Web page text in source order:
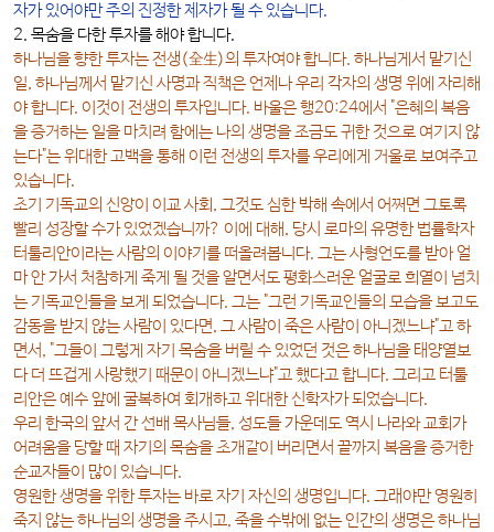
자가 있어야만 주의 진정한 제자가 될 수 있습니다.
2. 목숨을 다한 투자를 해야 합니다.
하나님을 향한 투자는전생(全生)의 투자여야 합니다. 하나님게서 맡기신
일, 하나님께서 맡기신 사명과 직책은 언제나 우리 각자의 생명 위에 자리해
야 합니다. 이것이 전생의 투자입니다. 바울은 행20:24에서 "은혜의 복음
을 증거하는 일을 마치려 함에는 나의 생명을 조금도 귀한 것으로 여기지 않
는다"는 위대한 고백을 통해 이런 전생의 투자를 우리에게 거울로 보여주고
있습니다.
초기 기독교의 신앙이 이교 사회, 그것도 심한 박해 속에서 어쩌면 그토록
빨리 성장할 수가 있었겠습니까? 이에 대해, 당시 로마의 유명한 법률학자
터툴리안이라는 사람의 이야기를 떠올려봅니다. 그는 사형언도를 받아 얼
마 안 가서 처참하게 죽게 될 것을 알면서도 평화스러운 얼굴로 희열이 넘치
는 기독교인들을 보게 되었습니다. 그는 "그런 기독교인들의 모습을 보고도
감동을 받지 않는 사람이 있다면, 그 사람이 죽은 사람이 아니겠느냐"고 하
면서, "그들이 그렇게 자기 목숨을 버릴 수 있었던 것은 하나님을 태양열보
다 더 뜨겁게 사랑했기 때문이 아니겠느냐"고 했다고 합니다. 그리고 터툴
리안은 예수 앞에 굴복하여 회개하고 위대한 신학자가 되었습니다.
우리 한국의 앞서 간 선배 목사님들, 성도들 가운데도 역시 나라와 교회가
어려움을 당할 때 자기의 목숨을 초개같이 버리면서 끝까지 복음을 증거한
순교자들이 많이 있습니다.
영원한 생명을 위한 투자는 바로 자기 자신의 생명입니다. 그래야만 영원히
죽지 않는 하나님의 생명을 주시고, 죽을 수밖에 없는 인간의 생명은 하나님